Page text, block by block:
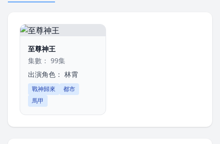
至尊神王
集數： 99集
出演角色： 林霄
戰神歸來
都市
馬甲